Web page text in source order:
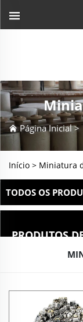
Página Inicial
Início > Miniatura
TODOS OS
PRODUTOS